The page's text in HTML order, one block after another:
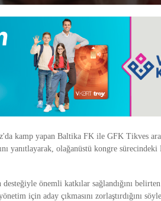
kamp yapan Baltika FK ile GFK Tikves
yanıtlayarak, olağanüstü kongre sürecindeki
önemli katkılar sağlandığını
için aday çıkmasını zorlaştırdığını